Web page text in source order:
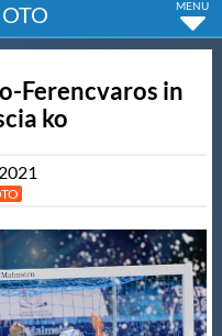
Ferencvaros in
ko
2021